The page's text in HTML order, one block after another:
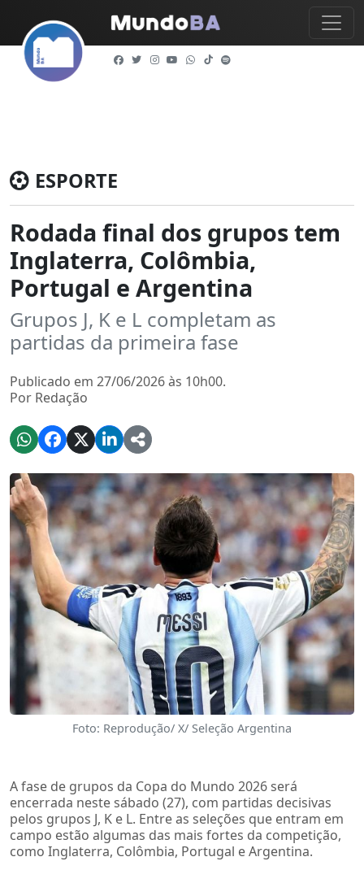
ESPORTE
Rodada final dos grupos tem
Inglaterra, Colômbia,
Portugal e Argentina
Grupos J, K e L completam as
partidas da primeira fase
Publicado em 27/06/2026 às 10h00.
Por Redação
Foto: Reprodução/ X/ Seleção Argentina
A fase de grupos da Copa do Mundo 2026 será
encerrada neste sábado (27), com partidas decisivas
pelos grupos J, K e L. Entre as seleções que entram em
campo estão algumas das mais fortes da competição,
como Inglaterra, Colômbia, Portugal e Argentina.